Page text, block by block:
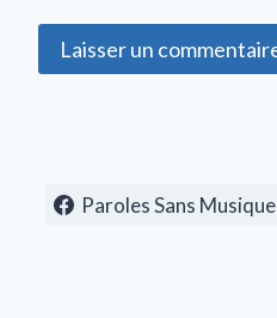
Paroles Sans Musique